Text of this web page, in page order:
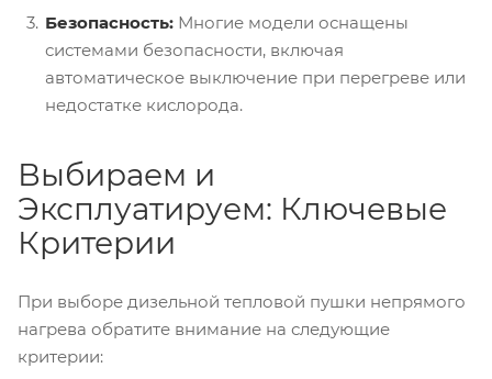
Безопасность: Многие модели оснащены
системами безопасности, включая
автоматическое выключение при перегреве или
недостатке кислорода.
Выбираем и
Эксплуатируем: Ключевые
Критерии
При выборе дизельной тепловой пушки непрямого
нагрева обратите внимание на следующие
критерии: